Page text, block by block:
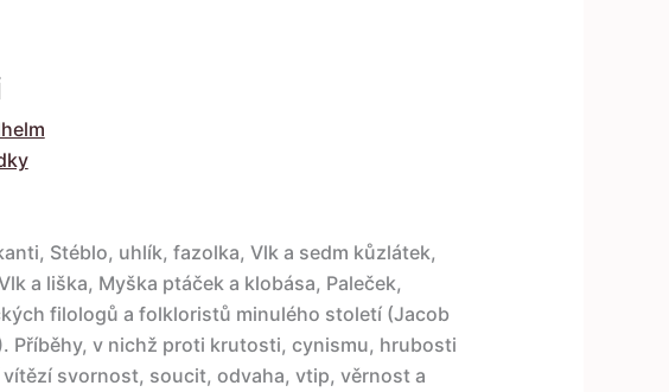
Stéblo, uhlík, fazolka, Vlk a sedm kůzlátek,
a liška, Myška ptáček a klobása, Paleček,
filologů a folkloristů minulého století (Jacob
Příběhy, v nichž proti krutosti, cynismu, hrubosti
svornost, soucit, odvaha, vtip, věrnost a